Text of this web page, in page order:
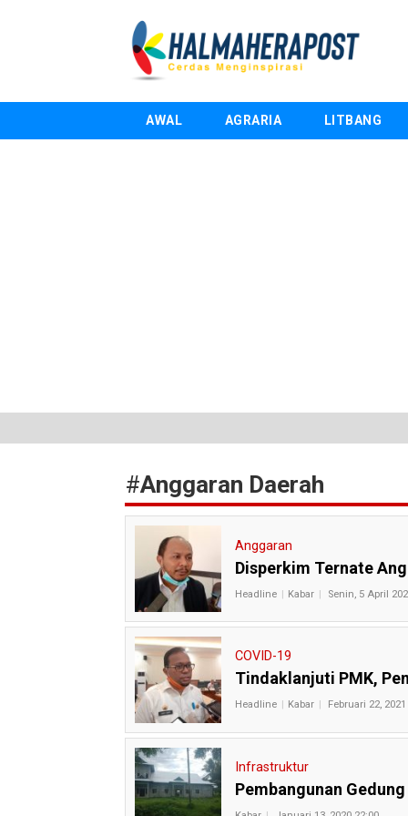
AWAL AGRARIA LITBANG
#Anggaran Daerah
Anggaran
Disperkim Ternate
Headline Kabar Senin, 5 April
COVID-19
Tindaklanjuti PMK,
Headline Kabar Februari 22,
Infrastruktur
Pembangunan